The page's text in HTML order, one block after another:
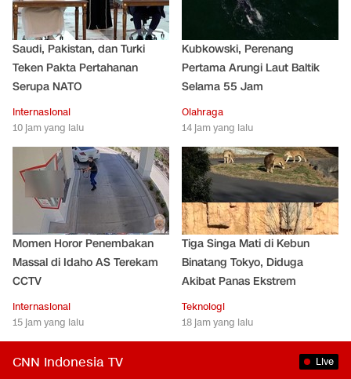
Saudi, Pakistan, dan Turki
Teken Pakta Pertahanan
Serupa NATO
Internasional
10 jam yang lalu
Kubkowski, Perenang
Pertama Arungi Laut Baltik
Selama 55 Jam
Olahraga
14 jam yang lalu
Momen Horor Penembakan
Massal di Idaho AS Terekam
CCTV
Internasional
15 jam yang lalu
Tiga Singa Mati di Kebun
Binatang Tokyo, Diduga
Akibat Panas Ekstrem
Teknologi
18 jam yang lalu
CNN Indonesia TV Live